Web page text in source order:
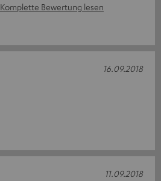
Komplette Bewertung lesen
16.09.2018
11.09.2018